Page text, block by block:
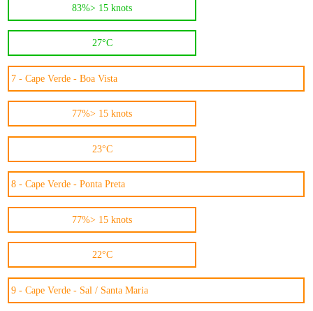
83%> 15 knots
27°C
7 -Cape Verde - Boa Vista
77%> 15 knots
23°C
8 -Cape Verde - Ponta Preta
77%> 15 knots
22°C
9 -Cape Verde - Sal / Santa Maria